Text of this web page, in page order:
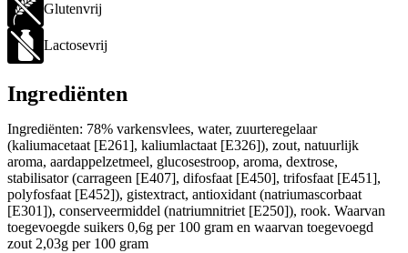
Glutenvrij
Lactosevrij
Ingrediënten
Ingrediënten: 78% varkensvlees, water, zuurteregelaar
(kaliumacetaat [E261], kaliumlactaat [E326]), zout, natuurlijk
aroma, aardappelzetmeel, glucosestroop, aroma, dextrose,
stabilisator (carrageen [E407], difosfaat [E450], trifosfaat [E451],
polyfosfaat [E452]), gistextract, antioxidant (natriumascorbaat
[E301]), conserveermiddel (natriumnitriet [E250]), rook. Waarvan
toegevoegde suikers 0,6g per 100 gram en waarvan toegevoegd
zout 2,03g per 100 gram